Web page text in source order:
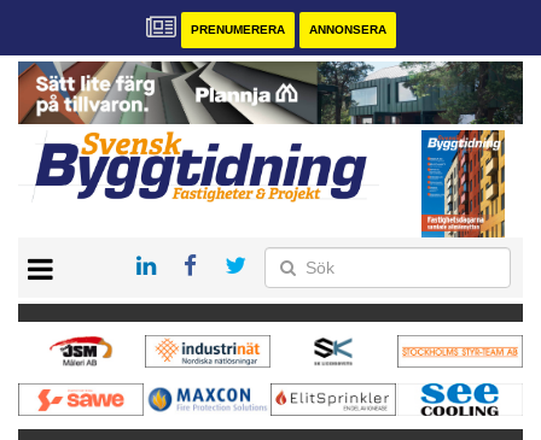
PRENUMERERA ANNONSERA
PRENUMERERA
VÅRA ANDRA MAGASIN
ANNONSERA
KONTAKT